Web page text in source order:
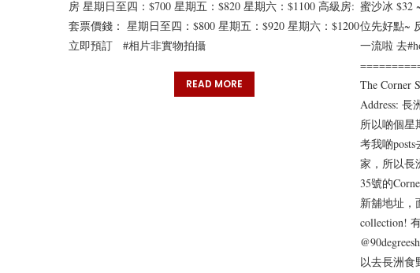
房 星期日至四：$700 星期五：$820 星期六：$1100 高級房:
套票價錢： 星期日至四：$800 星期五：$920 星期六：$1200
立即預訂 #相片非實物拍攝
READ MORE
蜜沙冰 $32
位先好點~
一流啦 去
The Corner
Address: 長
所以啲個星
考我啲
家，所以長
35號的
新舖地址，
collection!
以去長洲食